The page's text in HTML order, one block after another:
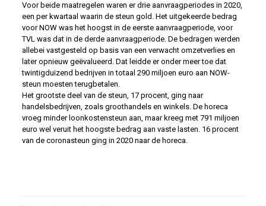
Voor beide maatregelen waren er drie aanvraagperiodes in 2020,
een per kwartaal waarin de steun gold. Het uitgekeerde bedrag
voor NOW was het hoogst in de eerste aanvraagperiode, voor
TVL was dat in de derde aanvraagperiode. De bedragen werden
allebei vastgesteld op basis van een verwacht omzetverlies en
later opnieuw geëvalueerd. Dat leidde er onder meer toe dat
twintigduizend bedrijven in totaal 290 miljoen euro aan NOW-
steun moesten terugbetalen.
Het grootste deel van de steun, 17 procent, ging naar
handelsbedrijven, zoals groothandels en winkels. De horeca
vroeg minder loonkostensteun aan, maar kreeg met 791 miljoen
euro wel veruit het hoogste bedrag aan vaste lasten. 16 procent
van de coronasteun ging in 2020 naar de horeca.